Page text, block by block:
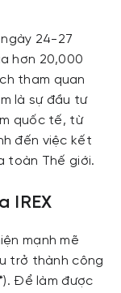
24-27
hơn 20,000
tham quan
là sự đầu tư
quốc tế, từ
đến việc kết
toàn Thế giới.
IREX
mạnh mẽ
trở thành công
Để làm được